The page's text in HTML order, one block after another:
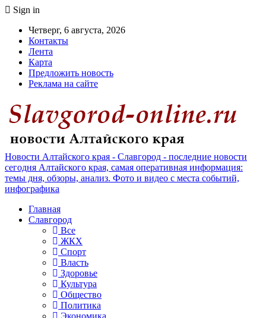
Sign in
Четверг, 6 августа, 2026
Контакты
Лента
Карта
Предложить новость
Реклама на сайте
Новости Алтайского края - Славгород - последние новости
сегодня Алтайского края, самая оперативная информация:
темы дня, обзоры, анализ. Фото и видео с места событий,
инфографика
Главная
Славгород
Все
ЖКХ
Спорт
Власть
Здоровье
Культура
Общество
Политика
Экономика